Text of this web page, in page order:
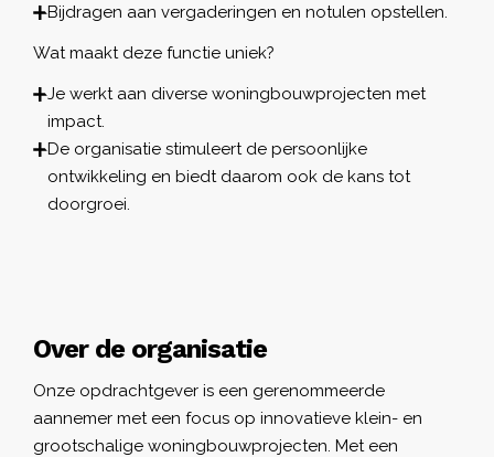
Bijdragen aan vergaderingen en notulen opstellen.
Wat maakt deze functie uniek?
Je werkt aan diverse woningbouwprojecten met
impact.
De organisatie stimuleert de persoonlijke
ontwikkeling en biedt daarom ook de kans tot
doorgroei.
Over de organisatie
Onze opdrachtgever is een gerenommeerde
aannemer met een focus op innovatieve klein- en
grootschalige woningbouwprojecten. Met een